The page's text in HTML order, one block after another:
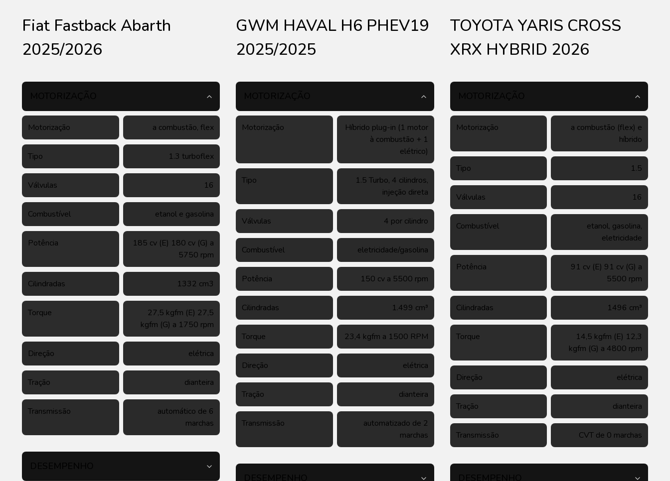
Fiat Fastback Abarth
2025/2026
GWM HAVAL H6 PHEV19
2025/2025
TOYOTA YARIS CROSS
XRX HYBRID 2026
Motorização a combustão, flex
Tipo 1.3 turboflex
Válvulas 16
Combustível etanol e gasolina
Potência
185 cv (E) 180 cv (G) a
5750 rpm
Cilindradas 1332 cm3
Torque
27,5 kgfm (E) 27,5
kgfm (G) a 1750 rpm
Direção elétrica
Tração dianteira
Transmissão
automático de 6
marchas
Motorização
Híbrido plug-in (1 motor
à combustão + 1
elétrico)
Tipo
1.5 Turbo, 4 cilindros,
injeção direta
Válvulas 4 por cilindro
Combustível eletricidade/gasolina
Potência 150 cv a 5500 rpm
Cilindradas 1.499 cm³
Torque 23,4 kgfm a 1500 RPM
Direção elétrica
Tração dianteira
Transmissão
automatizado de 2
marchas
Motorização
a combustão (flex) e
híbrido
Tipo 1.5
Válvulas 16
Combustível
etanol, gasolina,
eletricidade
Potência
91 cv (E) 91 cv (G) a
5500 rpm
Cilindradas 1496 cm³
Torque
14,5 kgfm (E) 12,3
kgfm (G) a 4800 rpm
Direção elétrica
Tração dianteira
Transmissão CVT de 0 marchas